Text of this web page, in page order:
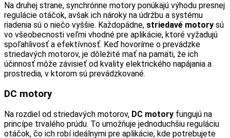
Na druhej strane, synchrónne motory ponúkajú výhodu presnej
regulácie otáčok, avšak ich nároky na údržbu a systému
riadenia sú o niečo vyššie. Každopádne, striedavé motory sú
vo všeobecnosti veľmi vhodné pre aplikácie, ktoré vyžadujú
spoľahlivosť a efektívnosť. Keď hovoríme o prevádzke
striedavých motorov, je dôležité mať na pamäti, že ich
účinnosť môže závisieť od kvality elektrického napájania a
prostredia, v ktorom sú prevádzkované.
DC motory
Na rozdiel od striedavých motorov, DC motory fungujú na
princípe trvalého prúdu. To umožňuje jednoduchšiu reguláciu
otáčok, čo ich robí ideálnymi pre aplikácie, kde potrebujete